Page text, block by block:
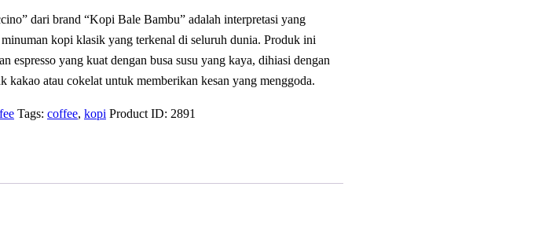
dari brand “Kopi Bale Bambu” adalah interpretasi yang
minuman kopi klasik yang terkenal di seluruh dunia. Produk ini
espresso yang kuat dengan busa susu yang kaya, dihiasi dengan
kakao atau cokelat untuk memberikan kesan yang menggoda.
Tags: coffee, kopi Product ID: 2891